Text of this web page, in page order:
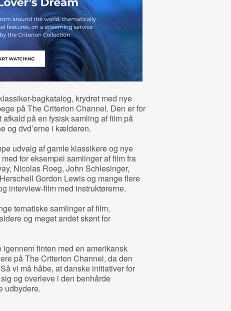
bagkatalog, krydret med nye
på The Criterion Channel. Den er for
på en fysisk samling af film på
og dvd’erne i kælderen.
udvalg af gamle klassikere og nye
for eksempel samlinger af film fra
Nicolas Roeg, John Schlesinger,
Gordon Lewis og mange flere
interview-film med instruktørerne.
tematiske samlinger af film,
og meget andet skønt for
finten med en amerikansk
på The Criterion Channel, da den
vi må håbe, at danske initiativer for
og overleve i den benhårde
udbydere.